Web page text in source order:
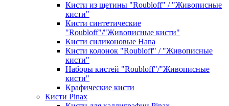
Кисти из щетины "Roubloff" / "Живописные
кисти"
Кисти синтетические
"Roubloff"/"Живописные кисти"
Кисти силиконовые Hana
Кисти колонок "Roubloff" / "Живописные
кисти"
Наборы кистей "Roubloff"/"Живописные
кисти"
Крафические кисти
Кисти Pinax